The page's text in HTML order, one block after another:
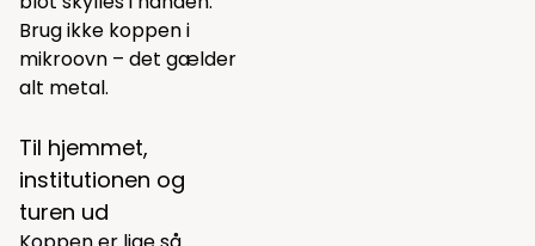
Brug ikke koppen i
mikroovn – det gælder
alt metal.
Til hjemmet,
institutionen og
turen ud